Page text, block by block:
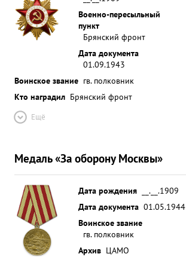
Военно-пересыльный
пункт
Брянский фронт
Дата документа
01.09.1943
Воинское звание гв. полковник
Кто наградил Брянский фронт
Ещё
Медаль «За оборону Москвы»
Дата рождения
__.__.1909
Дата документа 01.05.1944
Воинское звание
гв. полковник
Архив ЦАМО